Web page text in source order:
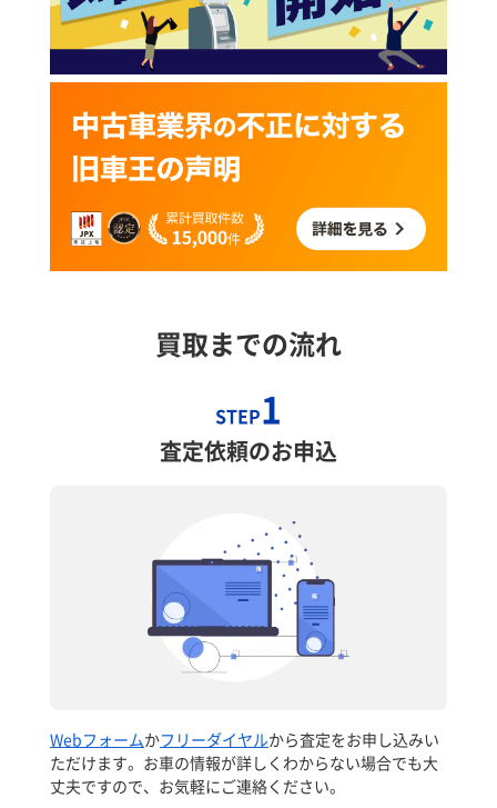
買取までの流れ
STEP1
査定依頼のお申込
Webフォームかフリーダイヤルから査定をお申し込みい
ただけます。お車の情報が詳しくわからない場合でも大
丈夫ですので、お気軽にご連絡ください。